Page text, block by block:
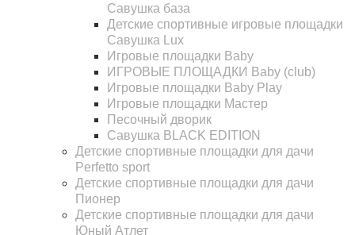
Савушка база
Детские спортивные игровые площадки
Савушка Lux
Игровые площадки Baby
ИГРОВЫЕ ПЛОЩАДКИ Baby (club)
Игровые площадки Baby Play
Игровые площадки Мастер
Песочный дворик
Савушка BLACK EDITION
Детские спортивные площадки для дачи
Perfetto sport
Детские спортивные площадки для дачи
Пионер
Детские спортивные площадки для дачи
Юный Атлет